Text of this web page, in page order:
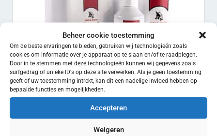
Beheer cookie toestemming
Om de beste ervaringen te bieden, gebruiken wij technologieën zoals
cookies om informatie over je apparaat op te slaan en/of te raadplegen.
Door in te stemmen met deze technologieën kunnen wij gegevens zoals
surfgedrag of unieke ID's op deze site verwerken. Als je geen toestemming
geeft of uw toestemming intrekt, kan dit een nadelige invloed hebben op
bepaalde functies en mogelijkheden.
Accepteren
Weigeren
EXCL. BTW